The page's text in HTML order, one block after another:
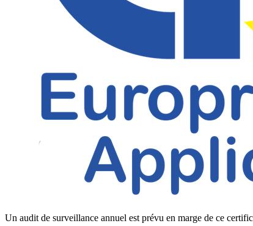
Un audit de surveillance annuel est prévu en marge de ce